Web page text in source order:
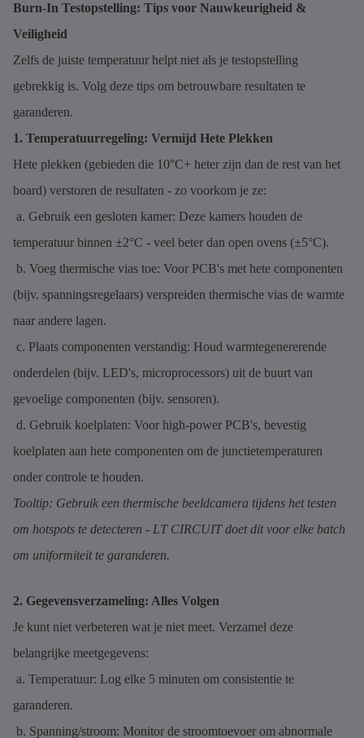
Burn-In Testopstelling: Tips voor Nauwkeurigheid &
Veiligheid
Zelfs de juiste temperatuur helpt niet als je testopstelling
gebrekkig is. Volg deze tips om betrouwbare resultaten te
garanderen.
1. Temperatuurregeling: Vermijd Hete Plekken
Hete plekken (gebieden die 10°C+ heter zijn dan de rest van het
board) verstoren de resultaten - zo voorkom je ze:
a. Gebruik een gesloten kamer: Deze kamers houden de
temperatuur binnen ±2°C - veel beter dan open ovens (±5°C).
b. Voeg thermische vias toe: Voor PCB's met hete componenten
(bijv. spanningsregelaars) verspreiden thermische vias de warmte
naar andere lagen.
c. Plaats componenten verstandig: Houd warmtegenererende
onderdelen (bijv. LED's, microprocessors) uit de buurt van
gevoelige componenten (bijv. sensoren).
d. Gebruik koelplaten: Voor high-power PCB's, bevestig
koelplaten aan hete componenten om de junctietemperaturen
onder controle te houden.
Tooltip: Gebruik een thermische beeldcamera tijdens het testen
om hotspots te detecteren - LT CIRCUIT doet dit voor elke batch
om uniformiteit te garanderen.
2. Gegevensverzameling: Alles Volgen
Je kunt niet verbeteren wat je niet meet. Verzamel deze
belangrijke meetgegevens:
a. Temperatuur: Log elke 5 minuten om consistentie te
garanderen.
b. Spanning/stroom: Monitor de stroomtoevoer om abnormale